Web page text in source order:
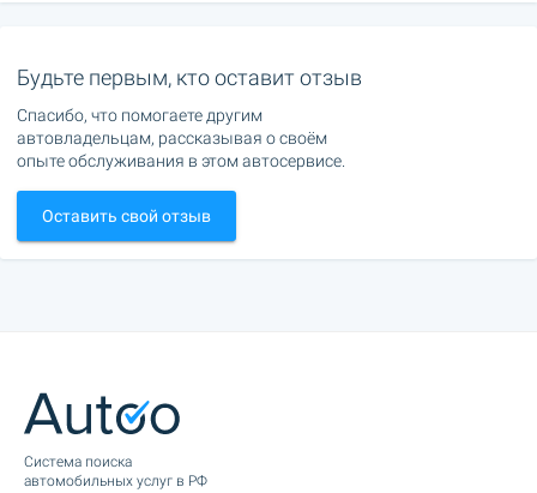
Будьте первым, кто оставит отзыв
Спасибо, что помогаете другим
автовладельцам, рассказывая о своём
опыте обслуживания в этом автосервисе.
Оставить свой отзыв
Cистема поиска
автомобильных услуг в РФ